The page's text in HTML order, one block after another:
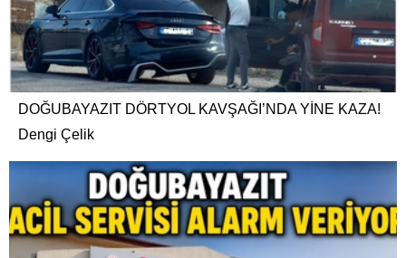
DOĞUBAYAZIT DÖRTYOL KAVŞAĞI’NDA YİNE KAZA!
Dengi Çelik